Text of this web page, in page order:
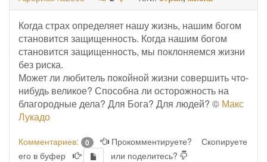
Когда страх определяет нашу жизнь, нашим богом
становится защищенность. Когда нашим богом
становится защищенность, мы поклоняемся жизни
без риска.
Может ли любитель покойной жизни совершить что-
нибудь великое? Способна ли осторожность на
благородные дела? Для Бога? Для людей? © Макс
Лукадо
Комментариев: 0 Прокомментируете?
Скопируете
его в буфер
или поделитесь?